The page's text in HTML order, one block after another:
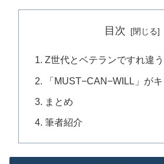
目次
Z世代とベテランですれ違
「MUST−CAN−WILL」が
まとめ
筆者紹介